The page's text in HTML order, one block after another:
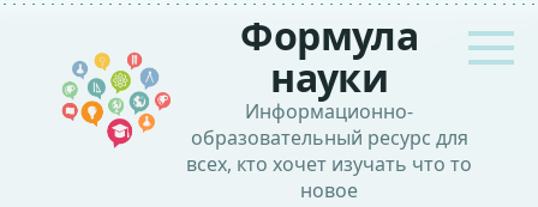
Перейти
контенту
Формула
науки
Информационно-
образовательный ресурс для
всех, кто хочет изучать что то
новое